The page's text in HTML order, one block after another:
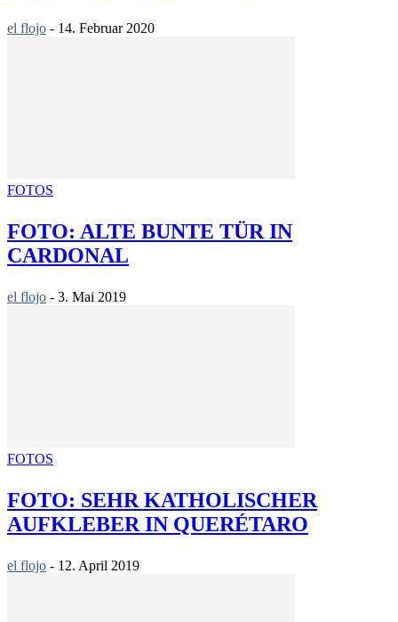
el flojo - 14. Februar 2020
FOTOS
FOTO: ALTE BUNTE TÜR IN
CARDONAL
el flojo - 3. Mai 2019
FOTOS
FOTO: SEHR KATHOLISCHER
AUFKLEBER IN QUERÉTARO
el flojo - 12. April 2019